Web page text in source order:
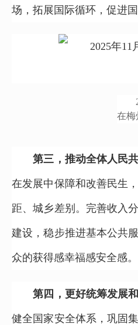
场，拓展国际循环，促进
在梅
第三，推动全体人民共
在发展中保障和改善民生
距、城乡差别。完善收入
建设，稳步推进基本公共
众的获得感幸福感安全感。
第四，更好统筹发展和
健全国家安全体系，巩固